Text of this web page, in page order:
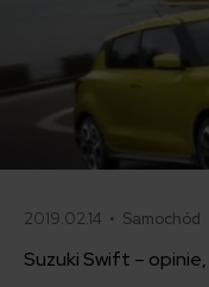
2019.02.14 • Samochód
Suzuki Swift –